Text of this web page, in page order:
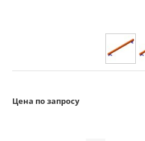
Цена по запросу